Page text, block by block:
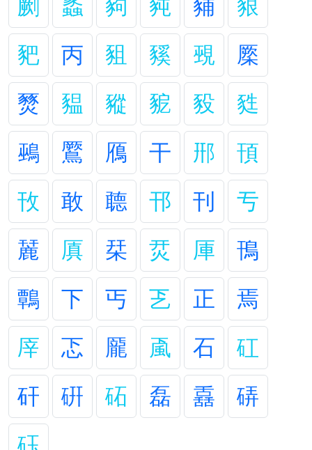
劂
蟸 豞 豘 豧
豤
豝
丙 豠 豯 覡
橜
燹
豱 豵 豟 豛
甤
鵐
鷢 鴈 干 郉
頇
攼
敢 聼 邗 刊
亐
麉
厧 栞 烎 厙
鳱
鷣
下 丐 乤 正
焉
厗
忑 龎 颪 石
矼
矸
硏 砳 磊 舙
硦